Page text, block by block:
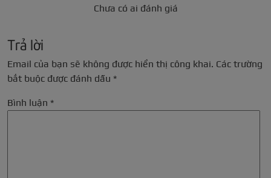
Chưa có ai đánh giá
Trả lời
Email của bạn sẽ không được hiển thị công khai. Các trường
bắt buộc được đánh dấu *
Bình luận *